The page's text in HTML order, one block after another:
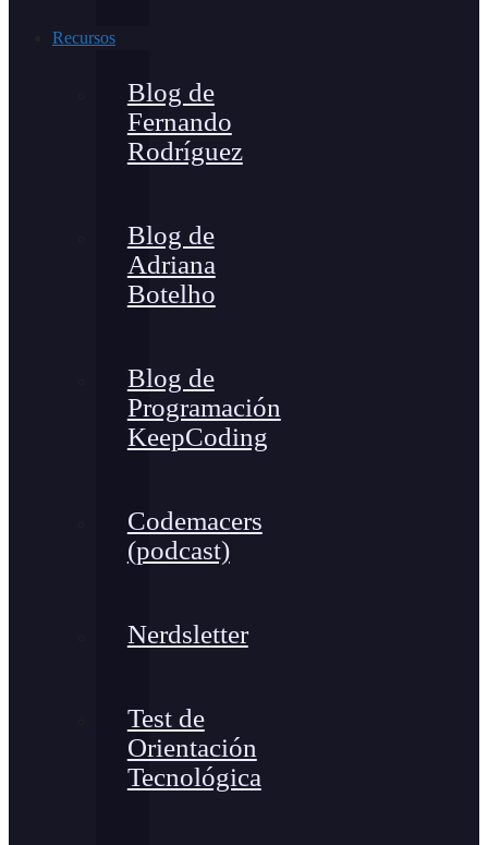
Recursos
Blog de
Fernando
Rodríguez
Blog de
Adriana
Botelho
Blog de
Programación
KeepCoding
Codemacers
(podcast)
Nerdsletter
Test de
Orientación
Tecnológica